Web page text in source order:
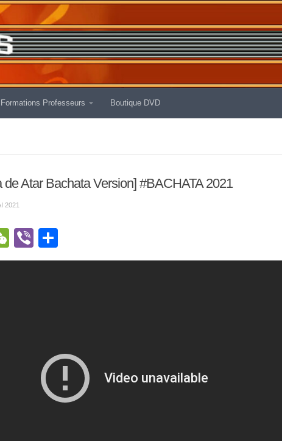
Formations Professeurs Boutique DVD
de Atar Bachata Version] #BACHATA 2021
2021
WeChat
Viber